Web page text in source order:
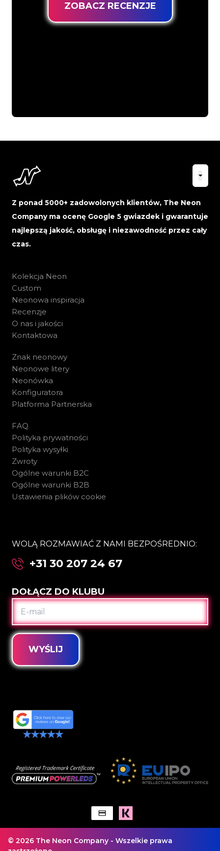
ZOBACZ RECENZJE
Z ponad 5000+ zadowolonych klientów, The Neon
Company ma ocenę Google 5 gwiazdek i gwarantuje
najlepszą jakość, obsługę i niezawodność przez cały
czas.
Kolekcja Neon
Custom
Neonowa inspiracja
Recenzje
O nas i jakości
Kontaktowa
Znak neonowy
Neonowe litery
Neonówka
Konfiguratora
Platforma Partnerska
FAQ
Polityka prywatności
Polityka wysyłki
Zwroty
Ogólne warunki B2C
Ogólne warunki B2B
Ustawienia plików cookie
WOLĄ ROZMAWIAĆ Z NAMI BEZPOŚREDNIO:
+31 30 207 24 67
DOŁĄCZ DO KLUBU
E-
MAIL
WYŚLIJ
© 2026 The Neon Company - Wszelkie prawa